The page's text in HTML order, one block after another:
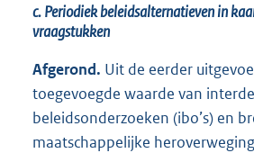
c. Periodiek beleidsalternatieven in
vraagstukken
Afgerond. Uit de eerder
toegevoegde waarde van
beleidsonderzoeken (ibo’s) en
maatschappelijke